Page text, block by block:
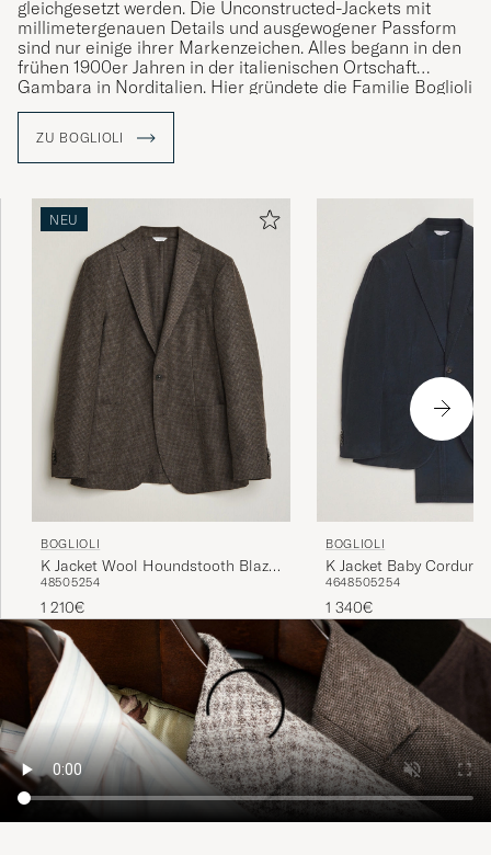
gleichgesetzt werden. Die Unconstructed-Jackets mit
millimetergenauen Details und ausgewogener Passform
sind nur einige ihrer Markenzeichen. Alles begann in den
frühen 1900er Jahren in der italienischen Ortschaft
Gambara in Norditalien. Hier gründete die Familie Boglioli
eine kleine Herrenschneiderei, die sich in den 1970er
neunziger Jahren fokussierte man sich ganz auf die
eigene Marke und entwickelte Boglioli, wie wir es heute
ZU BOGLIOLI
NEU
BOGLIOLI
K Jacket Wool Houndstooth Blazer
Dark Brown
48505254
1 210€
BOGLIOLI
K Jacket Baby
4648505254
1 340€